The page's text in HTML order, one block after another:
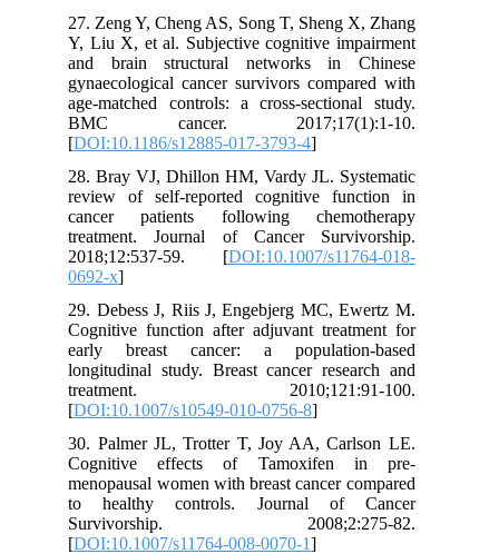
27. Zeng Y, Cheng AS, Song T, Sheng X, Zhang
Y, Liu X, et al. Subjective cognitive impairment
and brain structural networks in Chinese
gynaecological cancer survivors compared with
age-matched controls: a cross-sectional study.
BMC cancer. 2017;17(1):1-10.
[DOI:10.1186/s12885-017-3793-4
28. Bray VJ, Dhillon HM, Vardy JL. Systematic
review of self-reported cognitive function in
cancer patients following chemotherapy
treatment. Journal of Cancer Survivorship.
2018;12:537-59. [DOI:10.1007/s11764-018-
0692-x
29. Debess J, Riis J, Engebjerg MC, Ewertz M.
Cognitive function after adjuvant treatment for
early breast cancer: a population-based
longitudinal study. Breast cancer research and
treatment. 2010;121:91-100.
[DOI:10.1007/s10549-010-0756-8
30. Palmer JL, Trotter T, Joy AA, Carlson LE.
Cognitive effects of Tamoxifen in pre-
menopausal women with breast cancer compared
to healthy controls. Journal of Cancer
Survivorship. 2008;2:275-82.
[DOI:10.1007/s11764-008-0070-1